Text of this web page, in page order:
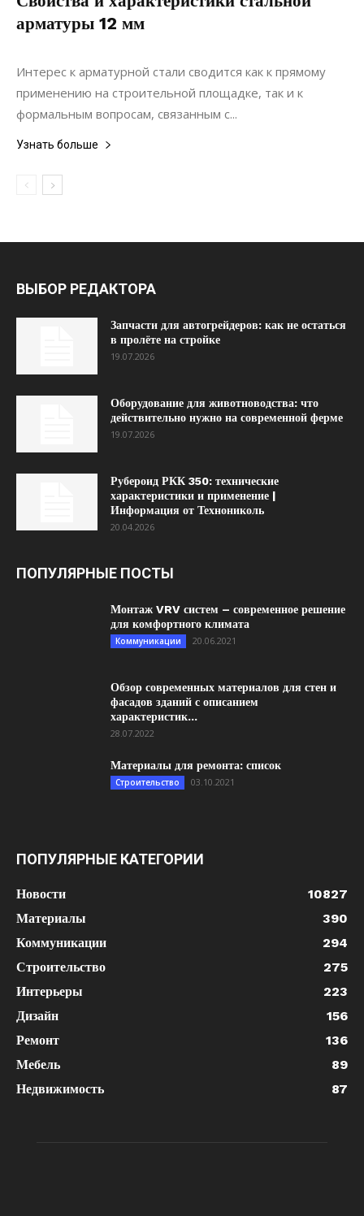
арматуры 12 мм
01.10.2020
Интерес к арматурной стали сводится как к прямому
применению на строительной площадке, так и к
формальным вопросам, связанным с...
Узнать больше
ВЫБОР РЕДАКТОРА
Запчасти для автогрейдеров: как не остаться
в пролёте на стройке
19.07.2026
Оборудование для животноводства: что
действительно нужно на современной ферме
19.07.2026
Рубероид РКК 350: технические
характеристики и применение |
Информация от Технониколь
20.04.2026
ПОПУЛЯРНЫЕ ПОСТЫ
Монтаж VRV систем – современное решение
для комфортного климата
Коммуникации 20.06.2021
Обзор современных материалов для стен и
фасадов зданий с описанием
характеристик...
28.07.2022
Материалы для ремонта: список
Строительство 03.10.2021
ПОПУЛЯРНЫЕ КАТЕГОРИИ
Новости
10827
Материалы
390
Коммуникации
294
Строительство
275
Интерьеры
223
Дизайн
156
Ремонт
136
Мебель
89
Недвижимость
87